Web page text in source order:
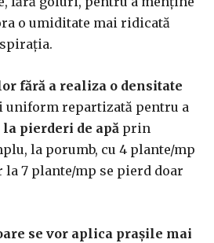
o umiditate mai ridicată
fără a realiza o densitate
uniform repartizată pentru a
la pierderi de apă prin
la porumb, cu 4 plante/mp
la 7 plante/mp se pierd doar
se vor aplica praşile mai